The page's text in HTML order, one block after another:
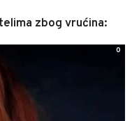
zbog vrućina:
0